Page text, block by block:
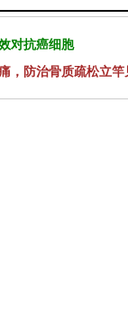
对抗癌细胞
，防治骨质疏松立竿